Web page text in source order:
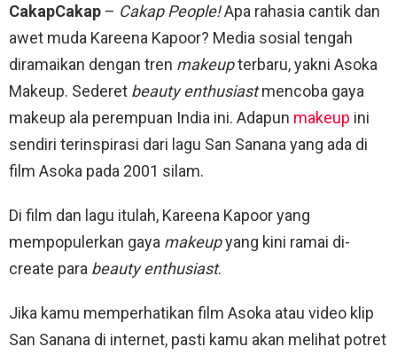
CakapCakap – Cakap People!Apa rahasia cantik dan
awet muda Kareena Kapoor? Media sosial tengah
diramaikan dengan tren makeupterbaru, yakni Asoka
Makeup. Sederet beauty enthusiastmencoba gaya
makeup ala perempuan India ini. Adapun makeup ini
sendiri terinspirasi dari lagu San Sanana yang ada di
film Asoka pada 2001 silam.
Di film dan lagu itulah, Kareena Kapoor yang
mempopulerkan gaya makeupyang kini ramai di-
create para beauty enthusiast.
Jika kamu memperhatikan film Asoka atau video klip
San Sanana di internet, pasti kamu akan melihat potret